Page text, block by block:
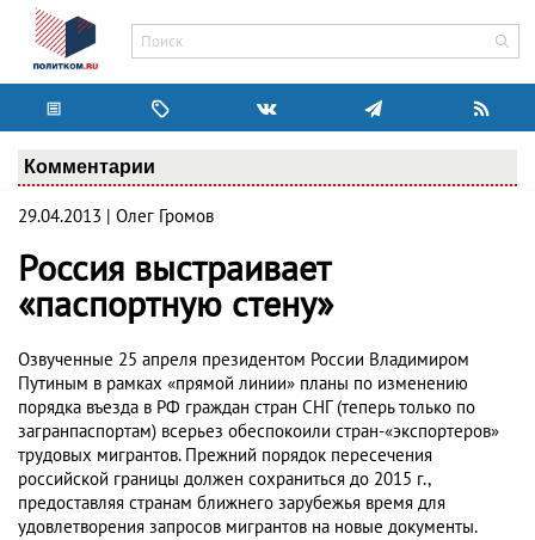
Комментарии
29.04.2013 | Олег Громов
Россия выстраивает
«паспортную стену»
Озвученные 25 апреля президентом России Владимиром
Путиным в рамках «прямой линии» планы по изменению
порядка въезда в РФ граждан стран СНГ (теперь только по
загранпаспортам) всерьез обеспокоили стран-«экспортеров»
трудовых мигрантов. Прежний порядок пересечения
российской границы должен сохраниться до 2015 г.,
предоставляя странам ближнего зарубежья время для
удовлетворения запросов мигрантов на новые документы.